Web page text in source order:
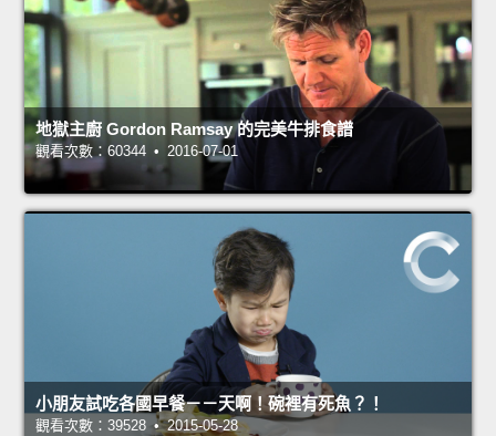
地獄主廚 Gordon Ramsay 的完美牛排食譜
觀看次數：60344 • 2016-07-01
小朋友試吃各國早餐－－天啊！碗裡有死魚？！
觀看次數：39528 • 2015-05-28